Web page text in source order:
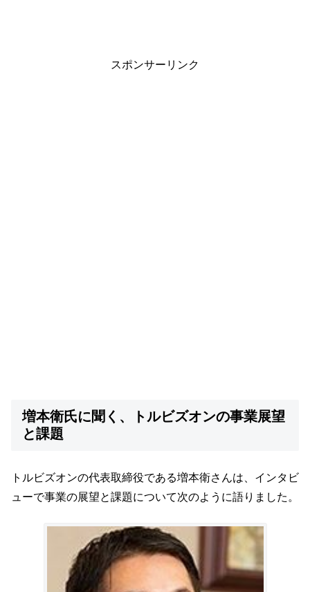
スポンサーリンク
増本衛氏に聞く、トルビズオンの事業展望
と課題
トルビズオンの代表取締役である増本衛さんは、インタビ
ューで事業の展望と課題について次のように語りました。